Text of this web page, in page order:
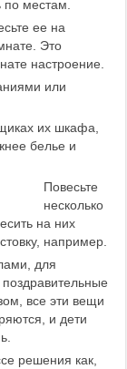
местам.
ее на
Это
настроение.
или
их шкафа,
белье и
Повесьте
несколько
на них
например.
для
все эти вещи
и дети
решения как,